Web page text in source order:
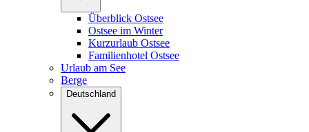
Überblick Ostsee
Ostsee im Winter
Kurzurlaub Ostsee
Familienhotel Ostsee
Urlaub am See
Berge
Deutschland